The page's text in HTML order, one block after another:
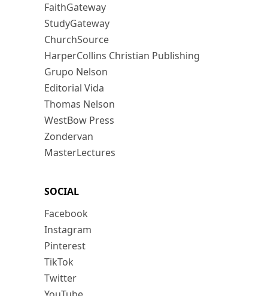
FaithGateway
StudyGateway
ChurchSource
HarperCollins Christian Publishing
Grupo Nelson
Editorial Vida
Thomas Nelson
WestBow Press
Zondervan
MasterLectures
SOCIAL
Facebook
Instagram
Pinterest
TikTok
Twitter